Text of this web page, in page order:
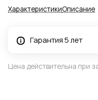
ХарактеристикиОписание
Гарантия 5 лет
Цена действительна при